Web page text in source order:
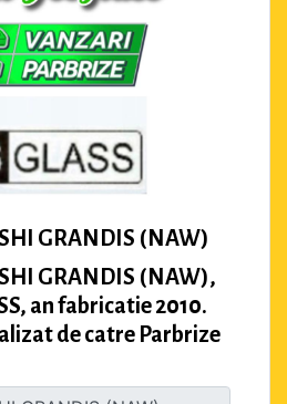
GRANDIS (NAW)
GRANDIS (NAW),
an fabricatie 2010.
de catre Parbrize